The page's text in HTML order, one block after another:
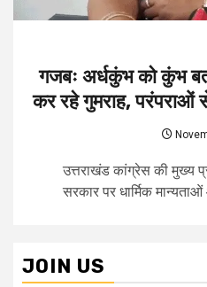
गजबः अर्धकुंभ को कुंभ
कर रहे गुमराह, परंपराओं
उत्तराखंड कांग्रेस की मुख्य
सरकार पर धार्मिक
JOIN US